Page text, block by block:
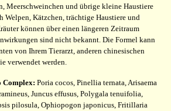
Meerschweinchen und übrige kleine Haustiere
Welpen, Kätzchen, trächtige Haustiere und
können über einen längeren Zeitraum
sind nicht bekannt. Die Formel kann
von Ihrem Tierarzt, anderen chinesischen
verwendet werden.
Complex: Poria cocos, Pinellia ternata, Arisaema
Juncus effusus, Polygala tenuifolia,
pilosula, Ophiopogon japonicus, Fritillaria